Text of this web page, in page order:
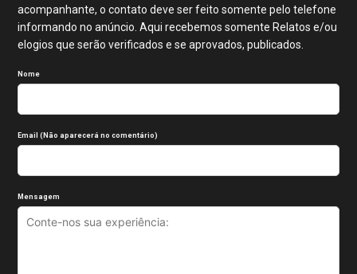
acompanhante, o contato deve ser feito somente pelo telefone
informando no anúncio. Aqui recebemos somente Relatos e/ou
elogios que serão verificados e se aprovados, publicados.
Nome
Email (Não aparecerá no comentário)
Mensagem